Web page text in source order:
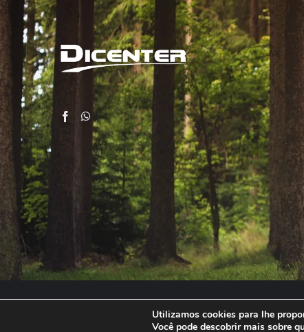
Utilizamos cookies para lhe
Você pode descobrir mais sobre